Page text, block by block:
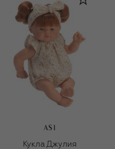
ASI
Кукла Джулия